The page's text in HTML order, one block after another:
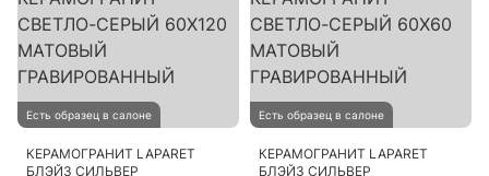
Есть образец в салоне
КЕРАМОГРАНИТ LAPARET
БЛЭЙЗ СИЛЬВЕР
Есть образец в салоне
КЕРАМОГРАНИТ LAPARET
БЛЭЙЗ СИЛЬВЕР